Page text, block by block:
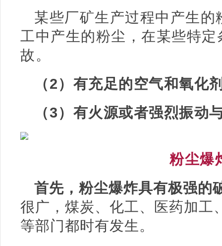
某些厂矿生产过程中产生
工中产生的粉尘，在某些特
故。
（2）有充足的空气和氧化
（3）有火源或者强烈振动
粉尘爆
首先，粉尘爆炸具有极强的
很广，煤炭、化工、医药加工
等部门都时有发生。